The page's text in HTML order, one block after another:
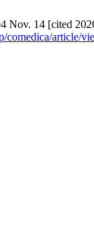
Nov. 14 [cited
comedica/article/